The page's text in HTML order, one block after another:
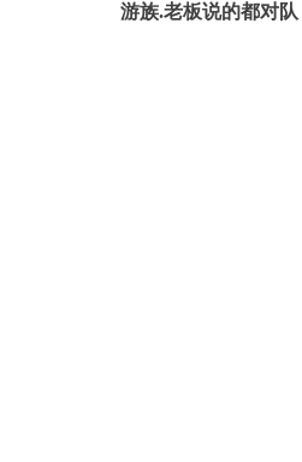
游族.老板说的都对队